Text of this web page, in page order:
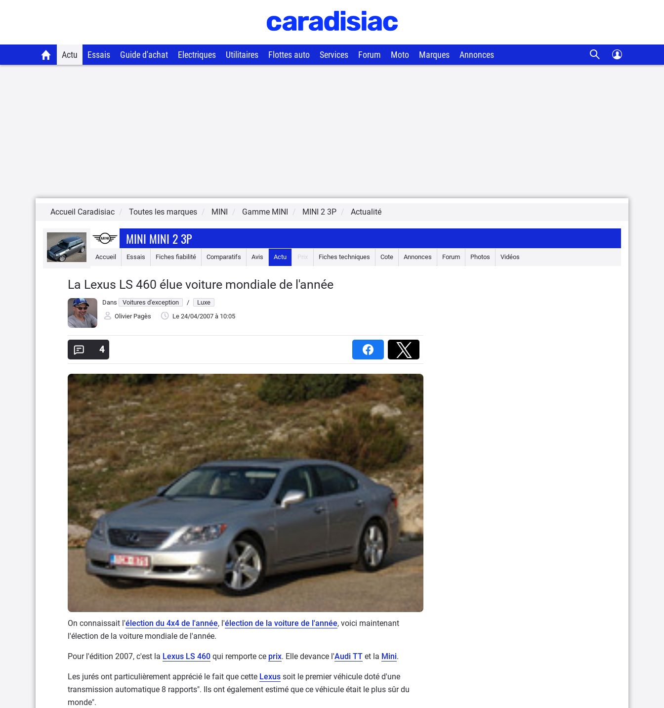
Actu Essais Guide d'achat Electriques Utilitaires Flottes auto Services Forum Moto Marques Annonces
Accueil Caradisiac Toutes les marques MINI Gamme MINI MINI 2 3P Actualité
MINI MINI 2 3P
Accueil Essais Fiches fiabilité Comparatifs Avis Actu Prix Fiches techniques Cote Annonces Forum Photos Vidéos
La Lexus LS 460 élue voiture mondiale de l'année
Dans Voitures d'exception /
Luxe
Olivier Pagès
Le 24/04/2007 à 10:05
4
On connaissait l'élection du 4x4 de l'année, l'élection de la voiture de l'année, voici maintenant
l'élection de la voiture mondiale de l'année.
Pour l'édition 2007, c'est la Lexus LS 460 qui remporte ce prix. Elle devance l'Audi TT et la Mini.
Les jurés ont particulièrement apprécié le fait que cette Lexus soit le premier véhicule doté d'une
transmission automatique 8 rapports". Ils ont également estimé que ce véhicule était le plus sûr du
monde".